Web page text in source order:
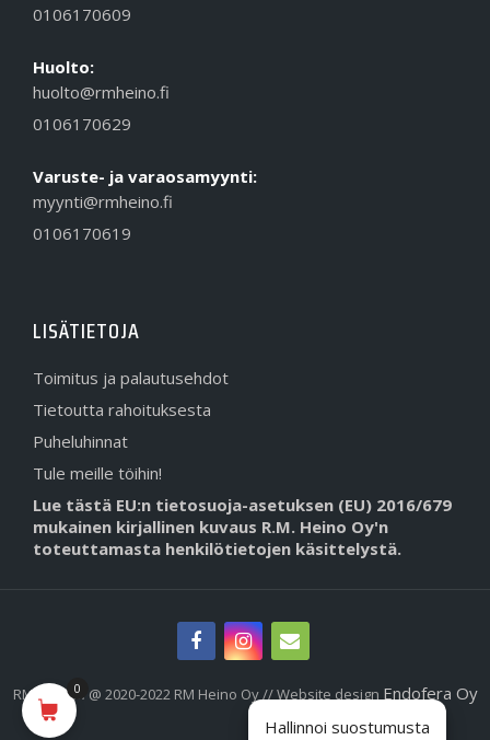
0106170609
Huolto:
huolto@rmheino.fi
0106170629
Varuste- ja varaosamyynti:
myynti@rmheino.fi
0106170619
LISÄTIETOJA
Toimitus ja palautusehdot
Tietoutta rahoituksesta
Puheluhinnat
Tule meille töihin!
Lue tästä EU:n tietosuoja-asetuksen (EU) 2016/679
mukainen kirjallinen kuvaus R.M. Heino Oy'n
toteuttamasta henkilötietojen käsittelystä.
RMHeino.fi @ 2020-2022 RM Heino Oy // Website design Endofera Oy
Hallinnoi suostumusta
0